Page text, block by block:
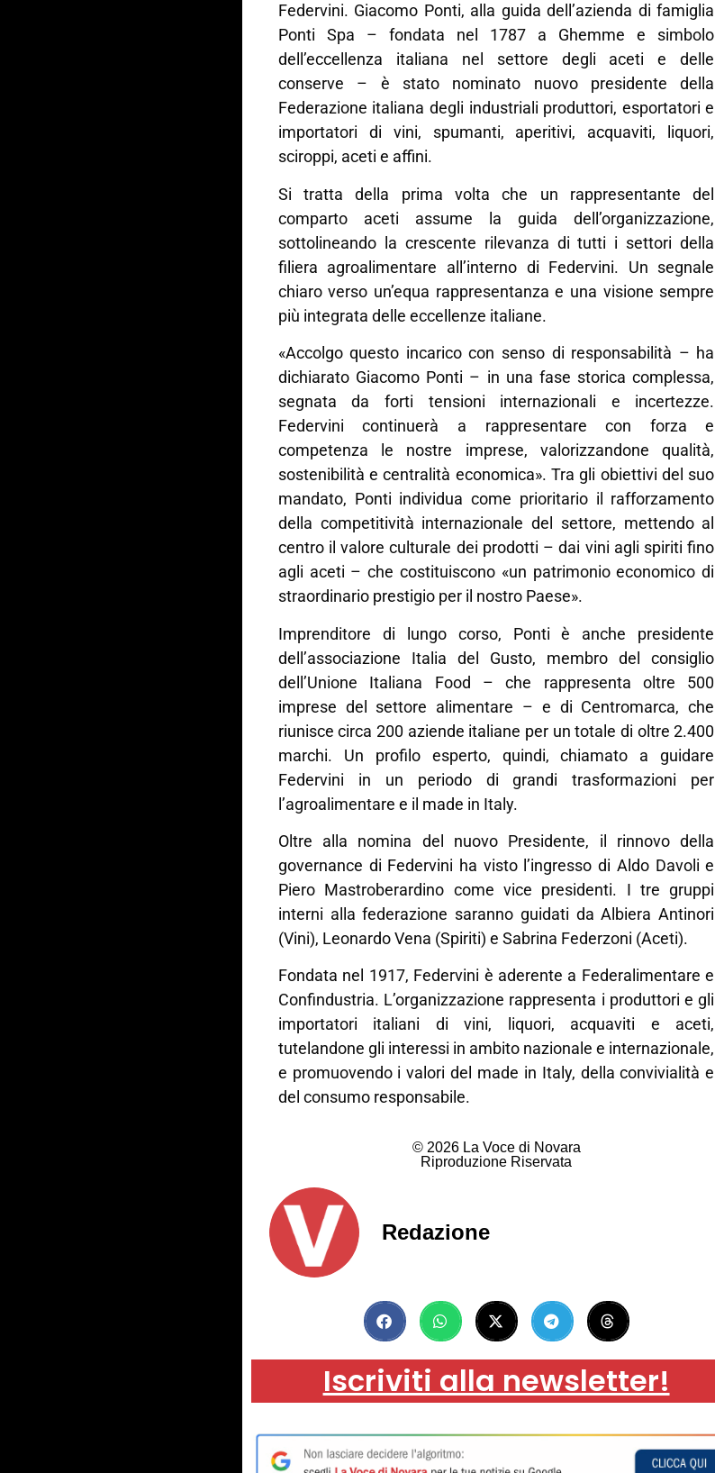
Federvini. Giacomo Ponti, alla guida dell’azienda di famiglia
Ponti Spa – fondata nel 1787 a Ghemme e simbolo
dell’eccellenza italiana nel settore degli aceti e delle
conserve – è stato nominato nuovo presidente della
Federazione italiana degli industriali produttori, esportatori e
importatori di vini, spumanti, aperitivi, acquaviti, liquori,
sciroppi, aceti e affini.
Si tratta della prima volta che un rappresentante del
comparto aceti assume la guida dell’organizzazione,
sottolineando la crescente rilevanza di tutti i settori della
filiera agroalimentare all’interno di Federvini. Un segnale
chiaro verso un’equa rappresentanza e una visione sempre
più integrata delle eccellenze italiane.
«Accolgo questo incarico con senso di responsabilità – ha
dichiarato Giacomo Ponti – in una fase storica complessa,
segnata da forti tensioni internazionali e incertezze.
Federvini continuerà a rappresentare con forza e
competenza le nostre imprese, valorizzandone qualità,
sostenibilità e centralità economica». Tra gli obiettivi del suo
mandato, Ponti individua come prioritario il rafforzamento
della competitività internazionale del settore, mettendo al
centro il valore culturale dei prodotti – dai vini agli spiriti fino
agli aceti – che costituiscono «un patrimonio economico di
straordinario prestigio per il nostro Paese».
Imprenditore di lungo corso, Ponti è anche presidente
dell’associazione Italia del Gusto, membro del consiglio
dell’Unione Italiana Food – che rappresenta oltre 500
imprese del settore alimentare – e di Centromarca, che
riunisce circa 200 aziende italiane per un totale di oltre 2.400
marchi. Un profilo esperto, quindi, chiamato a guidare
Federvini in un periodo di grandi trasformazioni per
l’agroalimentare e il made in Italy.
Oltre alla nomina del nuovo Presidente, il rinnovo della
governance di Federvini ha visto l’ingresso di Aldo Davoli e
Piero Mastroberardino come vice presidenti. I tre gruppi
interni alla federazione saranno guidati da Albiera Antinori
(Vini), Leonardo Vena (Spiriti) e Sabrina Federzoni (Aceti).
Fondata nel 1917, Federvini è aderente a Federalimentare e
Confindustria. L’organizzazione rappresenta i produttori e gli
importatori italiani di vini, liquori, acquaviti e aceti,
tutelandone gli interessi in ambito nazionale e internazionale,
e promuovendo i valori del made in Italy, della convivialità e
del consumo responsabile.
© 2026 La Voce di Novara
Riproduzione Riservata
Redazione
Iscriviti alla newsletter!